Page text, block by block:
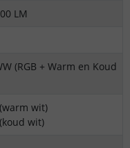
LM
(RGB + Warm en Koud
wit)
wit)